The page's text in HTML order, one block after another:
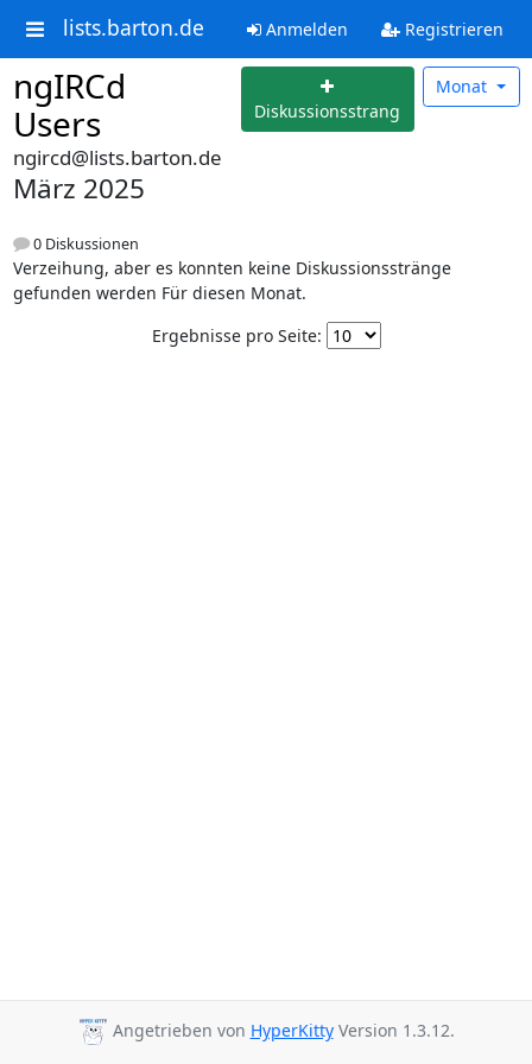
lists.barton.de Anmelden Registrieren
ngIRCd
Users
Diskussionsstrang
Monat
ngircd@lists.barton.de
März 2025
0 Diskussionen
Verzeihung, aber es konnten keine Diskussionsstränge
gefunden werden Für diesen Monat.
Ergebnisse pro Seite:
Angetrieben von HyperKittyVersion 1.3.12.